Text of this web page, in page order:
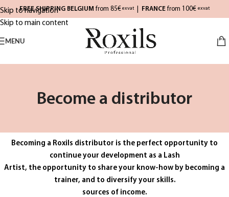
Skip to navigation
Skip to main content
FREE SHIPPING BELGIUM from 85€ exvat| FRANCE from 100€ exvat
MENU
Become a distributor
Becoming a Roxils distributor is the perfect opportunity to
continue your development as a Lash
Artist, the opportunity to share your know-how by becoming a
trainer, and to diversify your skills.
sources of income.